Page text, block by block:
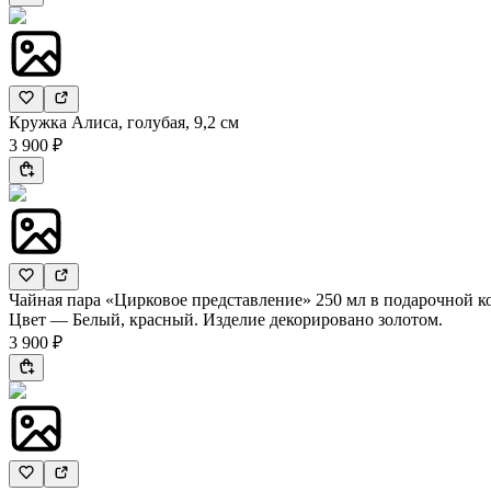
Кружка Алиса, голубая, 9,2 см
3 900 ₽
Чайная пара «Цирковое представление» 250 мл в подарочной
Цвет — Белый, красный. Изделие декорировано золотом.
3 900 ₽